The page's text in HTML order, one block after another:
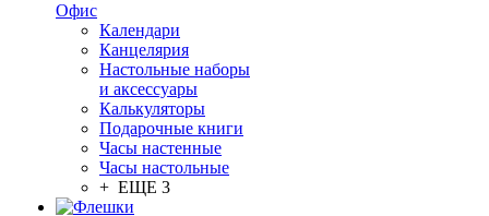
Офис
Календари
Канцелярия
Настольные наборы
и аксессуары
Калькуляторы
Подарочные книги
Часы настенные
Часы настольные
+ ЕЩЕ 3